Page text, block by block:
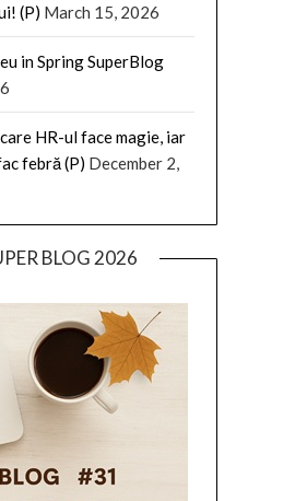
(P) March 15, 2026
in Spring SuperBlog
HR-ul face magie, iar
febră (P) December 2,
BLOG 2026